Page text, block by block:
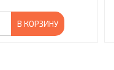
В КОРЗИНУ